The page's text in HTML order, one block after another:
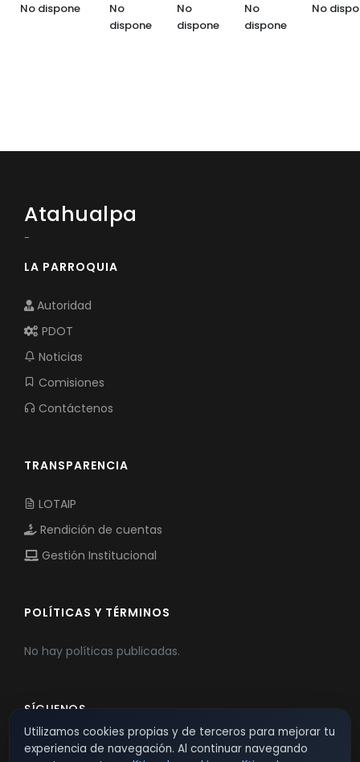
No dispone
No
dispone
No
dispone
No
dispone
No
Atahualpa
-
LA PARROQUIA
Autoridad
PDOT
Noticias
Comisiones
Contáctenos
TRANSPARENCIA
LOTAIP
Rendición de cuentas
Gestión Institucional
POLÍTICAS Y TÉRMINOS
No hay políticas publicadas.
SÍGUENOS
Utilizamos cookies propias y de terceros para mejorar tu
experiencia de navegación. Al continuar navegando